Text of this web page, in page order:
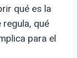
qué es la
qué
para el